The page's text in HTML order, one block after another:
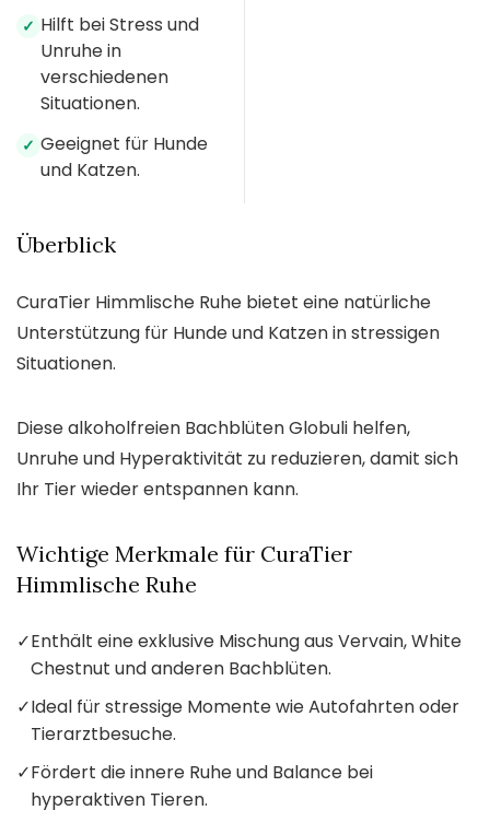
✓ Hilft bei Stress und
Unruhe in
verschiedenen
Situationen.
✓ Geeignet für Hunde
und Katzen.
Überblick
CuraTier Himmlische Ruhe bietet eine natürliche
Unterstützung für Hunde und Katzen in stressigen
Situationen.
Diese alkoholfreien Bachblüten Globuli helfen,
Unruhe und Hyperaktivität zu reduzieren, damit sich
Ihr Tier wieder entspannen kann.
Wichtige Merkmale für CuraTier
Himmlische Ruhe
✓Enthält eine exklusive Mischung aus Vervain, White
Chestnut und anderen Bachblüten.
✓Ideal für stressige Momente wie Autofahrten oder
Tierarztbesuche.
✓Fördert die innere Ruhe und Balance bei
hyperaktiven Tieren.